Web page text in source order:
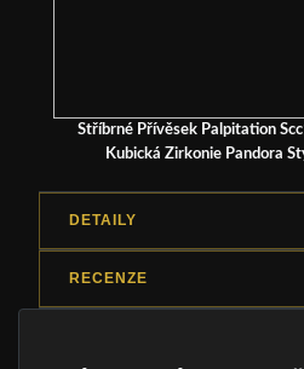
Stříbrné Přívěsek Palpitation
Kubická Zirkonie Pandora
DETAILY
RECENZE